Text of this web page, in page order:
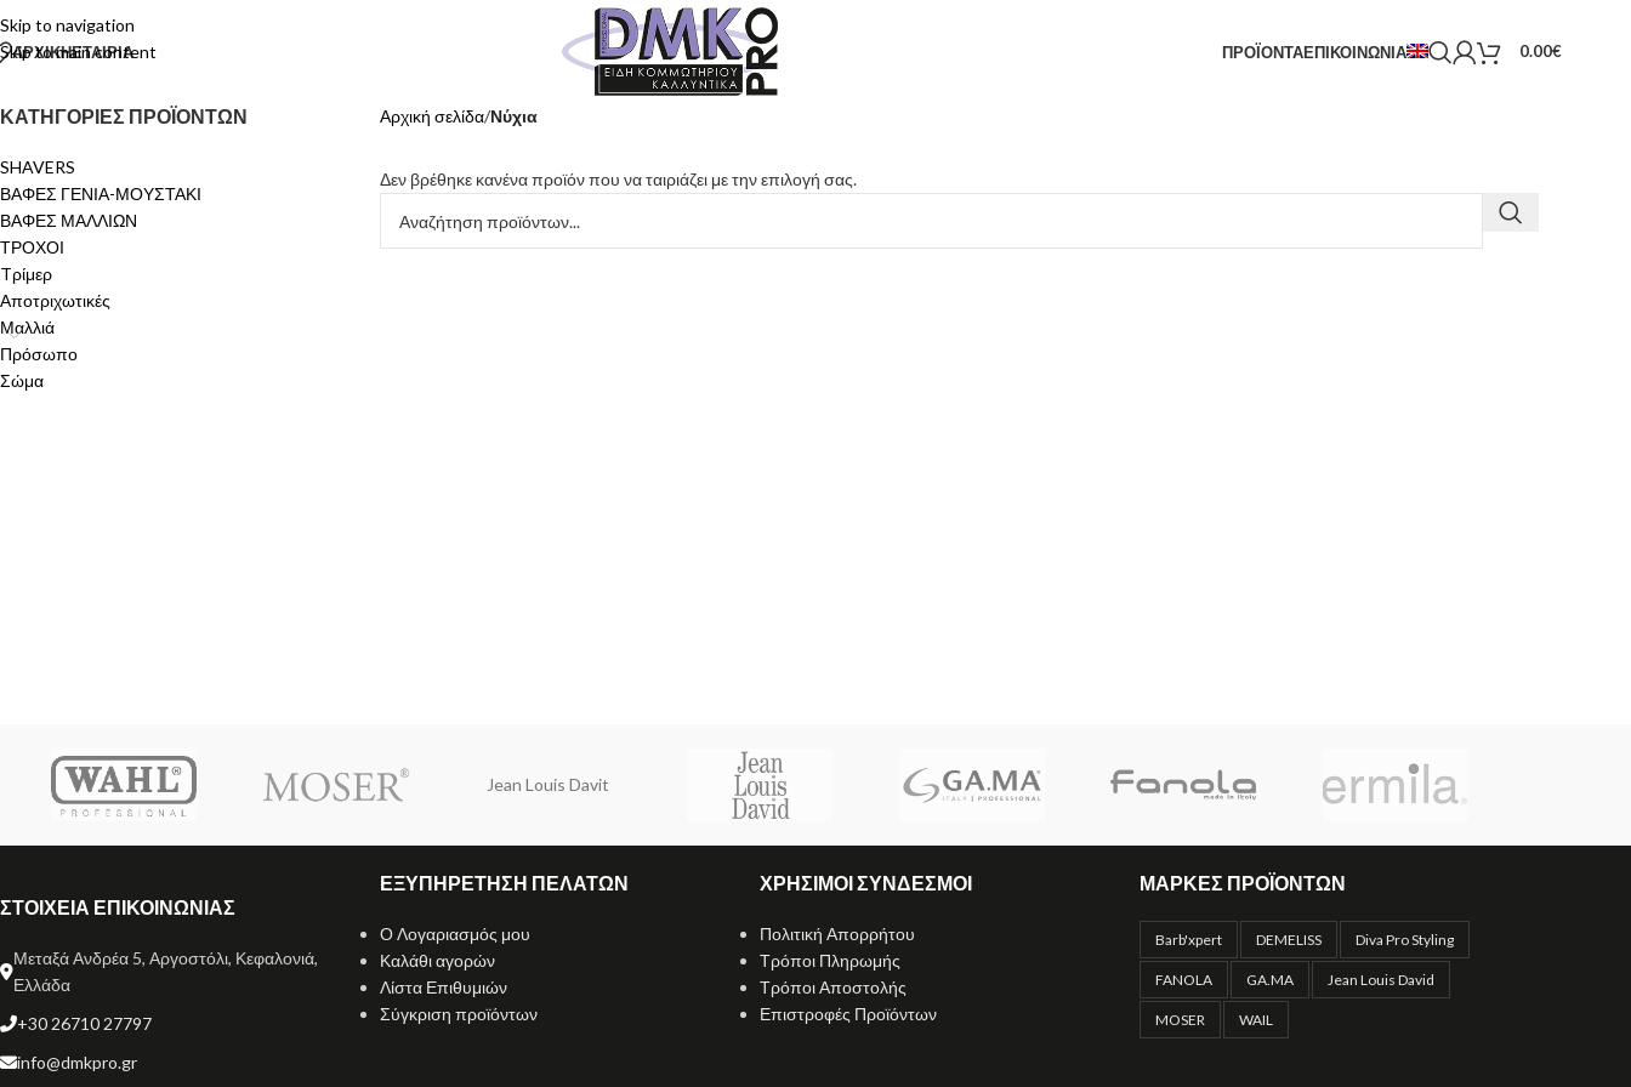
Skip to navigation
Skip to main content
ΑΡΧΙΚΗΕΤΑΙΡΙΑ ΠΡΟΪΟΝΤΑΕΠΙΚΟΙΝΩΝΙΑ 0.00€
ΚΑΤΗΓΟΡΙΕΣ ΠΡΟΪΟΝΤΩΝ
SHAVERS
ΒΑΦΕΣ ΓΕΝΙΑ-ΜΟΥΣΤΑΚΙ
ΒΑΦΕΣ ΜΑΛΛΙΩΝ
ΤΡΟΧΟΙ
Tρίμερ
Αποτριχωτικές
Μαλλιά
Πρόσωπο
Σώμα
Αρχική σελίδα/Νύχια
Δεν βρέθηκε κανένα προϊόν που να ταιριάζει με την επιλογή σας.
Jean Louis Davit
ΣΤΟΙΧΕΙΑ ΕΠΙΚΟΙΝΩΝΙΑΣ
Μεταξά Ανδρέα 5, Αργοστόλι, Κεφαλονιά,
Ελλάδα
+30 26710 27797
info@dmkpro.gr
ΕΞΥΠΗΡΕΤΗΣΗ ΠΕΛΑΤΩΝ
Ο Λογαριασμός μου
Καλάθι αγορών
Λίστα Επιθυμιών
Σύγκριση προϊόντων
ΧΡΗΣΙΜΟΙ ΣΥΝΔΕΣΜΟΙ
Πολιτική Απορρήτου
Τρόποι Πληρωμής
Τρόποι Αποστολής
Επιστροφές Προϊόντων
ΜΑΡΚΕΣ ΠΡΟΪΟΝΤΩΝ
Barb'xpert DEMELISS Diva Pro Styling
FANOLA GA.MA Jean Louis David
MOSER WAIL